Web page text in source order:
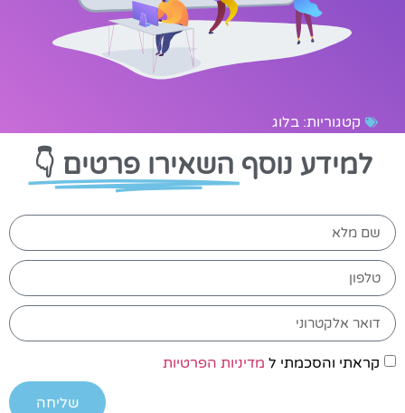
קטגוריות: בלוג
למידע נוסף השאירו פרטים 👇
קראתי והסכמתי ל מדיניות הפרטיות
שליחה